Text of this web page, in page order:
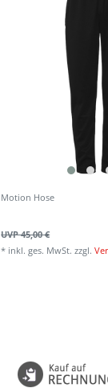
Motion Hose
UVP 45,00 €
* inkl. ges. MwSt. zzgl.